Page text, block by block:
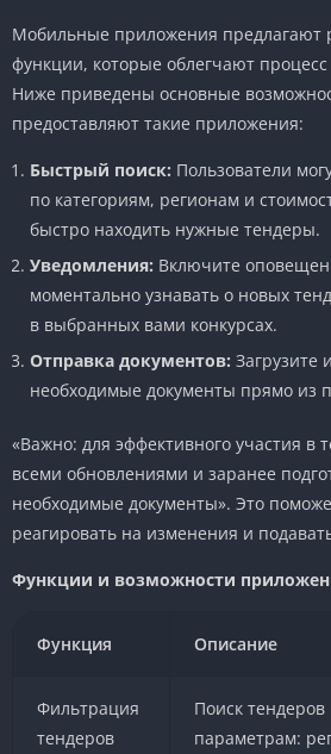
Мобильные приложения предлагают
функции, которые облегчают процесс
Ниже приведены основные
предоставляют такие приложения:
Быстрый поиск: Пользователи
по категориям, регионам и
быстро находить нужные тендеры.
Уведомления: Включите
моментально узнавать о новых
в выбранных вами конкурсах.
Отправка документов: Загрузите
необходимые документы прямо из
«Важно: для эффективного участия в
всеми обновлениями и заранее
необходимые документы». Это
реагировать на изменения и
Функции и возможности
Функция Описание
Фильтрация
тендеров
Поиск
параметрам: